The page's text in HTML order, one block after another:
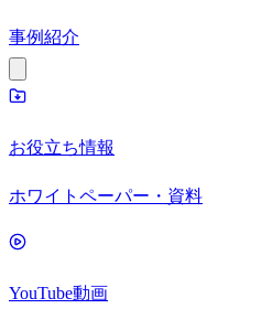
事例紹介
お役立ち情報
ホワイトペーパー・資料
YouTube動画